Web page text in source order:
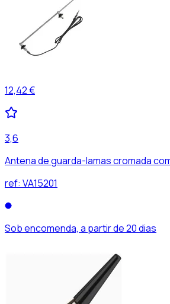
12,42 €
3,6
Antena de guarda-lamas cromada
ref: VA15201
Sob encomenda, a partir de 20 dias